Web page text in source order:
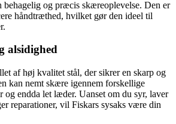
behagelig og præcis skæreoplevelse. Den er
håndtræthed, hvilket gør den ideel til
alsidighed
af høj kvalitet stål, der sikrer en skarp og
kan nemt skære igennem forskellige
og endda let læder. Uanset om du syr, laver
reparationer, vil Fiskars sysaks være din